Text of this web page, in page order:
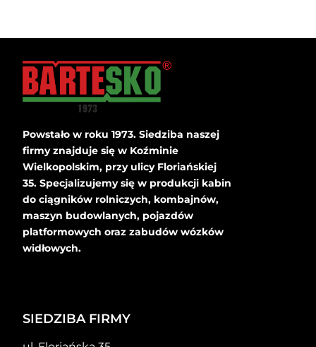
Powstało w roku 1973. Siedziba naszej
firmy znajduje się w Koźminie
Wielkopolskim, przy ulicy Floriańskiej
35. Specjalizujemy się w produkcji kabin
do ciągników rolniczych, kombajnów,
maszyn budowlanych, pojazdów
platformowych oraz zabudów wózków
widłowych.
SIEDZIBA FIRMY